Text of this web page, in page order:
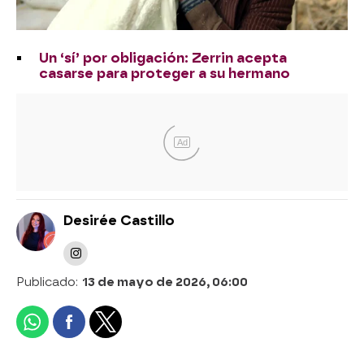
Un ‘sí’ por obligación: Zerrin acepta
casarse para proteger a su hermano
Ad
Desirée Castillo
Publicado: 13 de mayo de 2026, 06:00